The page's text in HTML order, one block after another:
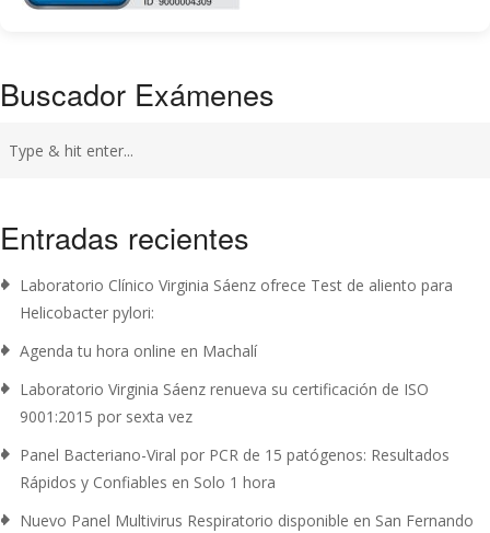
Buscador Exámenes
Entradas recientes
Laboratorio Clínico Virginia Sáenz ofrece Test de aliento para
Helicobacter pylori:
Agenda tu hora online en Machalí
Laboratorio Virginia Sáenz renueva su certificación de ISO
9001:2015 por sexta vez
Panel Bacteriano-Viral por PCR de 15 patógenos: Resultados
Rápidos y Confiables en Solo 1 hora
Nuevo Panel Multivirus Respiratorio disponible en San Fernando